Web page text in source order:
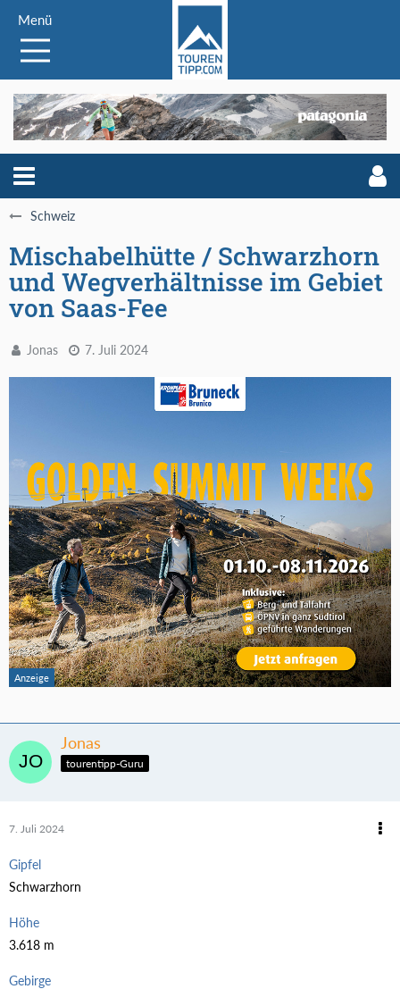
Menü
Schweiz
Mischabelhütte / Schwarzhorn
und Wegverhältnisse im Gebiet
von Saas-Fee
Jonas 7. Juli 2024
Jonas
tourentipp-Guru
7. Juli 2024
Gipfel
Schwarzhorn
Höhe
3.618 m
Gebirge